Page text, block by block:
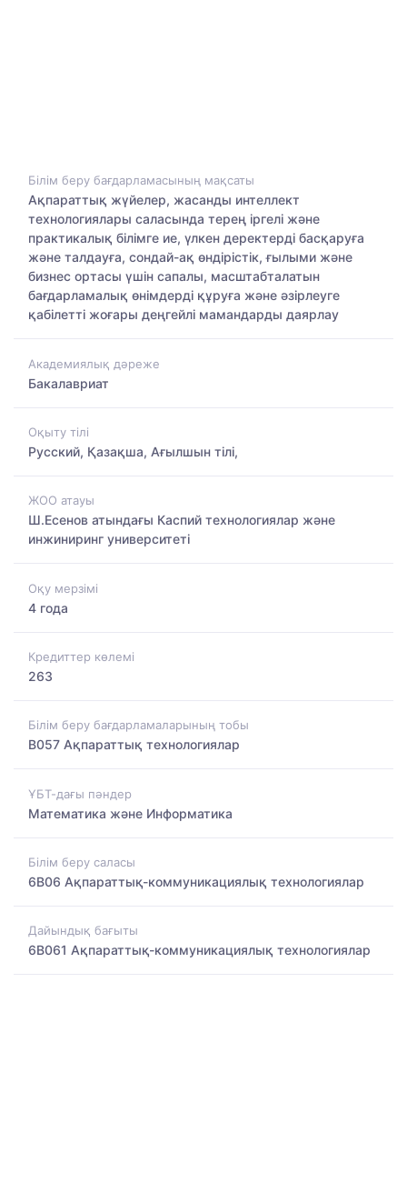
Білім беру бағдарламасының мақсаты
Ақпараттық жүйелер, жасанды интеллект
технологиялары саласында терең іргелі және
практикалық білімге ие, үлкен деректерді басқаруға
және талдауға, сондай-ақ өндірістік, ғылыми және
бизнес ортасы үшін сапалы, масштабталатын
бағдарламалық өнімдерді құруға және әзірлеуге
қабілетті жоғары деңгейлі мамандарды даярлау
Академиялық дәреже
Бакалавриат
Оқыту тілі
Русский, Қазақша, Ағылшын тілі,
ЖОО атауы
Ш.Есенов атындағы Каспий технологиялар және
инжиниринг университеті
Оқу мерзімі
4 года
Кредиттер көлемі
263
Білім беру бағдарламаларының тобы
B057 Ақпараттық технологиялар
ҰБТ-дағы пәндер
Математика және Информатика
Білім беру саласы
6B06 Ақпараттық-коммуникациялық технологиялар
Дайындық бағыты
6B061 Ақпараттық-коммуникациялық технологиялар